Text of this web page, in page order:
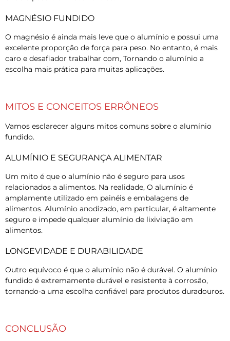
MAGNÉSIO FUNDIDO
O magnésio é ainda mais leve que o alumínio e possui uma
excelente proporção de força para peso. No entanto, é mais
caro e desafiador trabalhar com, Tornando o alumínio a
escolha mais prática para muitas aplicações.
MITOS E CONCEITOS ERRÔNEOS
Vamos esclarecer alguns mitos comuns sobre o alumínio
fundido.
ALUMÍNIO E SEGURANÇA ALIMENTAR
Um mito é que o alumínio não é seguro para usos
relacionados a alimentos. Na realidade, O alumínio é
amplamente utilizado em painéis e embalagens de
alimentos. Alumínio anodizado, em particular, é altamente
seguro e impede qualquer alumínio de lixiviação em
alimentos.
LONGEVIDADE E DURABILIDADE
Outro equívoco é que o alumínio não é durável. O alumínio
fundido é extremamente durável e resistente à corrosão,
tornando-a uma escolha confiável para produtos duradouros.
CONCLUSÃO